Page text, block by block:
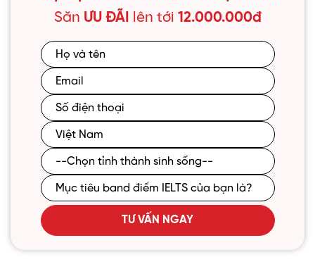
Săn ƯU ĐÃI lên tới 12.000.000đ
TƯ VẤN NGAY